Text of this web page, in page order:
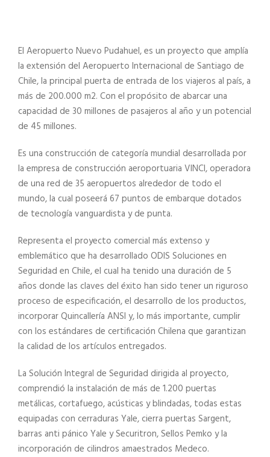
El Aeropuerto Nuevo Pudahuel, es un proyecto que amplía
la extensión del Aeropuerto Internacional de Santiago de
Chile, la principal puerta de entrada de los viajeros al país, a
más de 200.000 m2. Con el propósito de abarcar una
capacidad de 30 millones de pasajeros al año y un potencial
de 45 millones.
Es una construcción de categoría mundial desarrollada por
la empresa de construcción aeroportuaria VINCI, operadora
de una red de 35 aeropuertos alrededor de todo el
mundo, la cual poseerá 67 puntos de embarque dotados
de tecnología vanguardista y de punta.
Representa el proyecto comercial más extenso y
emblemático que ha desarrollado ODIS Soluciones en
Seguridad en Chile, el cual ha tenido una duración de 5
años donde las claves del éxito han sido tener un riguroso
proceso de especificación, el desarrollo de los productos,
incorporar Quincallería ANSI y, lo más importante, cumplir
con los estándares de certificación Chilena que garantizan
la calidad de los artículos entregados.
La Solución Integral de Seguridad dirigida al proyecto,
comprendió la instalación de más de 1.200 puertas
metálicas, cortafuego, acústicas y blindadas, todas estas
equipadas con cerraduras Yale, cierra puertas Sargent,
barras anti pánico Yale y Securitron, Sellos Pemko y la
incorporación de cilindros amaestrados Medeco.